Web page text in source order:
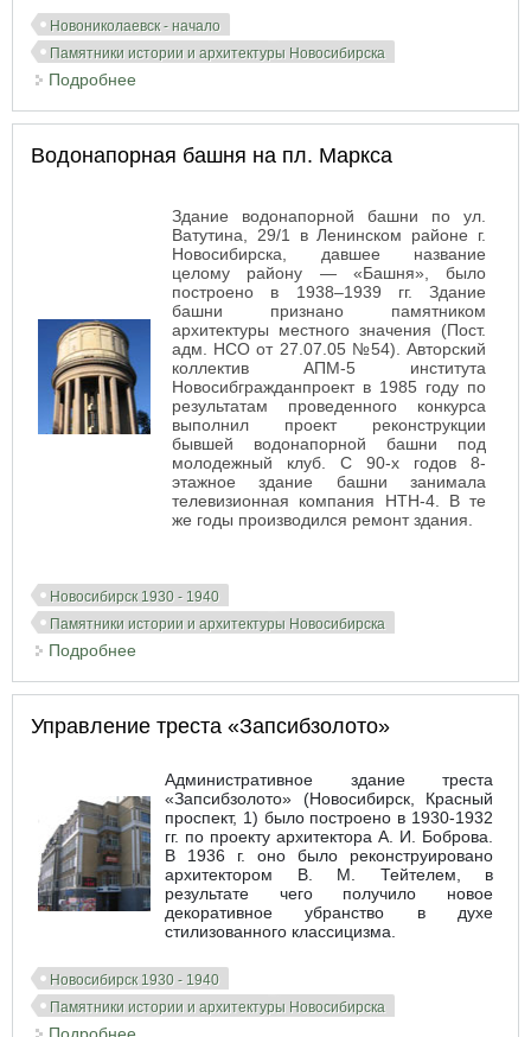
Новониколаевск - начало
Памятники истории и архитектуры Новосибирска
Подробнее
Водонапорная башня на пл. Маркса
Здание водонапорной башни по ул.
Ватутина, 29/1 в Ленинском районе г.
Новосибирска, давшее название
целому району — «Башня», было
построено в 1938–1939 гг. Здание
башни признано памятником
архитектуры местного значения (Пост.
адм. НСО от 27.07.05 №54). Авторский
коллектив АПМ-5 института
Новосибгражданпроект в 1985 году по
результатам проведенного конкурса
выполнил проект реконструкции
бывшей водонапорной башни под
молодежный клуб. С 90-х годов 8-
этажное здание башни занимала
телевизионная компания НТН-4. В те
же годы производился ремонт здания.
Новосибирск 1930 - 1940
Памятники истории и архитектуры Новосибирска
Подробнее
Управление треста «Запсибзолото»
Административное здание треста
«Запсибзолото» (Новосибирск, Красный
проспект, 1) было построено в 1930-1932
гг. по проекту архитектора А. И. Боброва.
В 1936 г. оно было реконструировано
архитектором В. М. Тейтелем, в
результате чего получило новое
декоративное убранство в духе
стилизованного классицизма.
Новосибирск 1930 - 1940
Памятники истории и архитектуры Новосибирска